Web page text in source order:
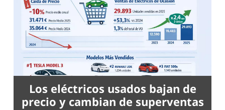
Los eléctricos usados bajan de
precio y cambian de superventas